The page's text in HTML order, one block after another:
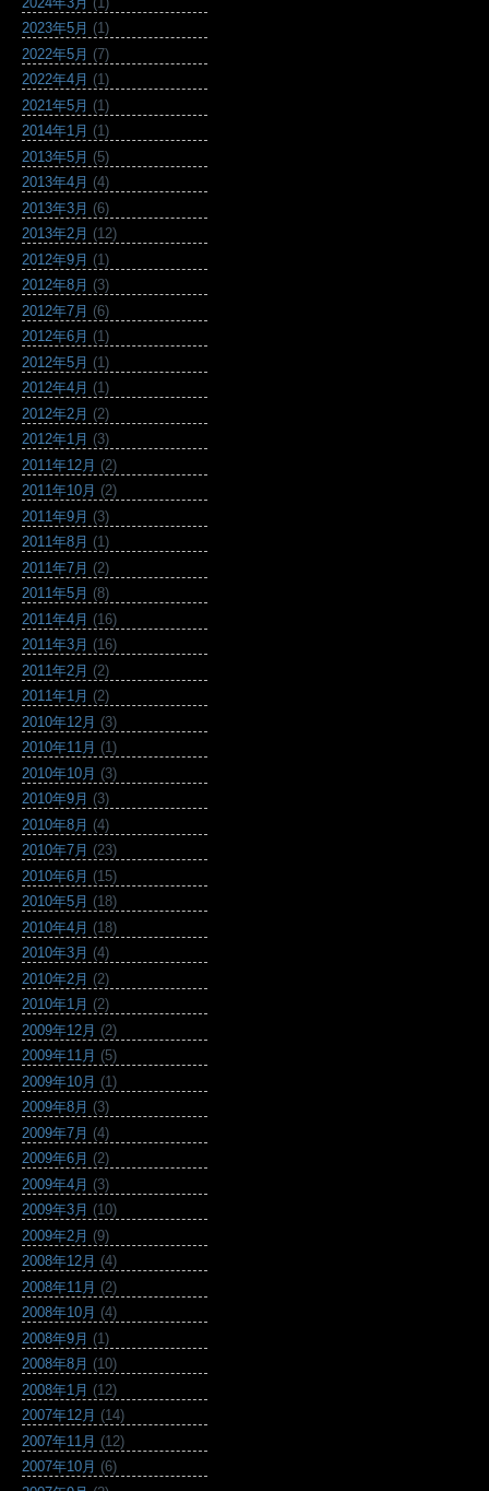
2023年5月 (1)
2022年5月 (7)
2022年4月 (1)
2021年5月 (1)
2014年1月 (1)
2013年5月 (5)
2013年4月 (4)
2013年3月 (6)
2013年2月 (12)
2012年9月 (1)
2012年8月 (3)
2012年7月 (6)
2012年6月 (1)
2012年5月 (1)
2012年4月 (1)
2012年2月 (2)
2012年1月 (3)
2011年12月 (2)
2011年10月 (2)
2011年9月 (3)
2011年8月 (1)
2011年7月 (2)
2011年5月 (8)
2011年4月 (16)
2011年3月 (16)
2011年2月 (2)
2011年1月 (2)
2010年12月 (3)
2010年11月 (1)
2010年10月 (3)
2010年9月 (3)
2010年8月 (4)
2010年7月 (23)
2010年6月 (15)
2010年5月 (18)
2010年4月 (18)
2010年3月 (4)
2010年2月 (2)
2010年1月 (2)
2009年12月 (2)
2009年11月 (5)
2009年10月 (1)
2009年8月 (3)
2009年7月 (4)
2009年6月 (2)
2009年4月 (3)
2009年3月 (10)
2009年2月 (9)
2008年12月 (4)
2008年11月 (2)
2008年10月 (4)
2008年9月 (1)
2008年8月 (10)
2008年1月 (12)
2007年12月 (14)
2007年11月 (12)
2007年10月 (6)